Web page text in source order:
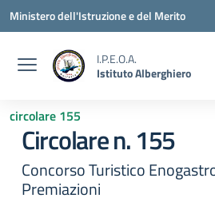
Vai ai contenuti
Vai al menu di navigazione
Vai al footer
Ministero dell'Istruzione e del Merito
I.P.E.O.A.
Istituto Alberghiero
circolare 155
Circolare n. 155
Concorso Turistico
Premiazioni